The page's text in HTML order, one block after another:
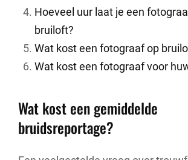
Hoeveel uur laat je een
bruiloft?
Wat kost een fotograaf op
Wat kost een fotograaf voor
Wat kost een gemiddelde
bruidsreportage?